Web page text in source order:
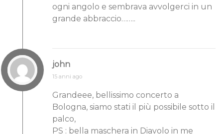
ogni angolo e sembrava avvolgerci in un
grande abbraccio……..
john
15 anni ago
Grandeee, bellissimo concerto a
Bologna, siamo stati il più possibile sotto il
palco,
PS : bella maschera in Diavolo in me